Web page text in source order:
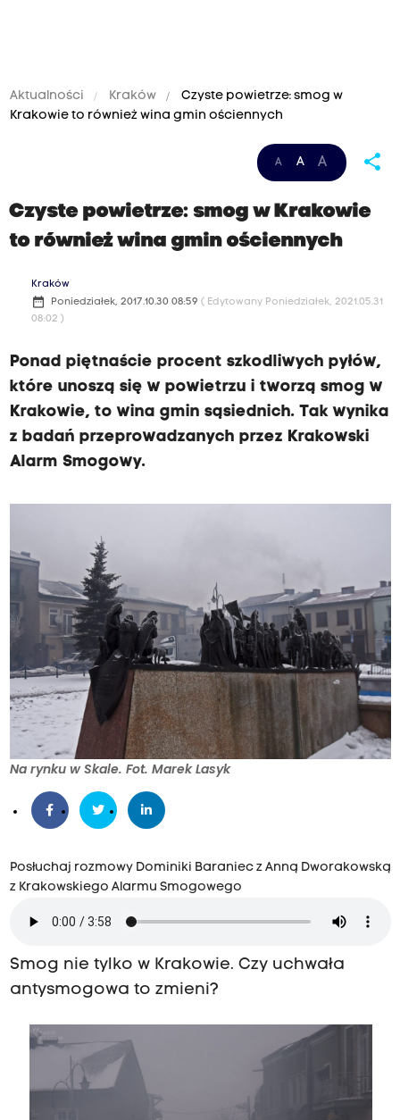
Aktualności Kraków
Czyste powietrze: smog w
Krakowie to również wina gmin ościennych
A A A share
Czyste powietrze: smog w Krakowie
to również wina gmin ościennych
Kraków
date_range Poniedziałek, 2017.10.30 08:59 ( Edytowany Poniedziałek, 2021.05.31
08:02 )
Ponad piętnaście procent szkodliwych pyłów,
które unoszą się w powietrzu i tworzą smog w
Krakowie, to wina gmin sąsiednich. Tak wynika
z badań przeprowadzanych przez Krakowski
Alarm Smogowy.
Na rynku w Skale. Fot. Marek Lasyk
Posłuchaj rozmowy Dominiki Baraniec z Anną Dworakowską
z Krakowskiego Alarmu Smogowego
Smog nie tylko w Krakowie. Czy uchwała
antysmogowa to zmieni?